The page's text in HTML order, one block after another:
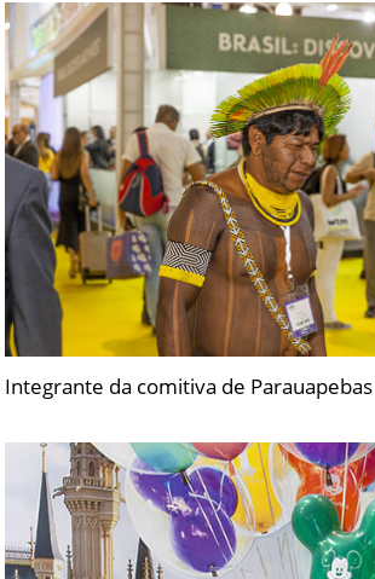
Integrante da comitiva de Parauapebas